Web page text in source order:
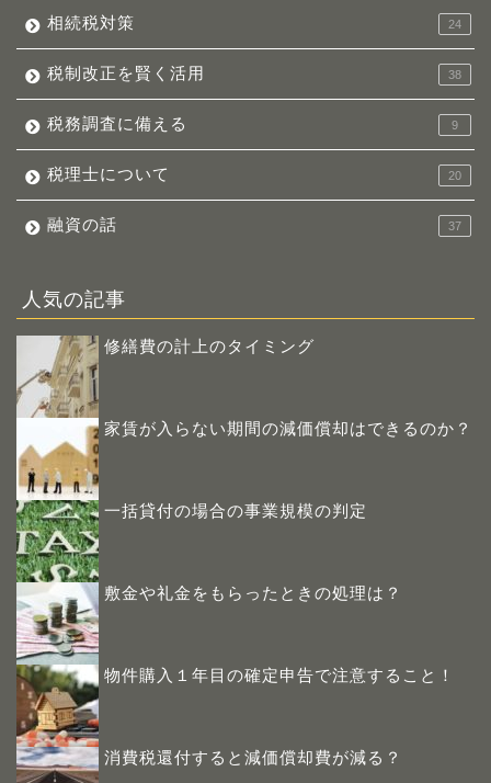
相続税対策 24
税制改正を賢く活用 38
税務調査に備える 9
税理士について 20
融資の話 37
人気の記事
修繕費の計上のタイミング
家賃が入らない期間の減価償却はできるのか？
一括貸付の場合の事業規模の判定
敷金や礼金をもらったときの処理は？
物件購入１年目の確定申告で注意すること！
消費税還付すると減価償却費が減る？